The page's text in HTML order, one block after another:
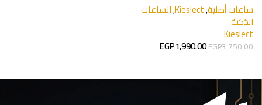
ساعات أصلية,
Kieslect
,الساعات
الذكية
Kieslect
EGP3,750.00
EGP1,990.00